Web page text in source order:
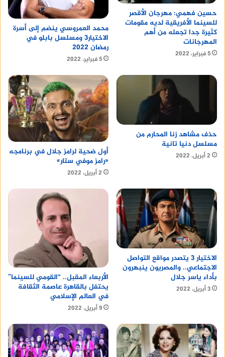
حسين فهمي: مهرجان الأقصر
للسينما الأفريقية لديه مقومات
كثيرة جدا تجعله من أهم
المهرجانات
5 فبراير، 2022
محمد العمروسي ينضم إلى أسرة
الاختيار3 ومسلسل بابلو في
رمضان 2022
5 فبراير، 2022
حذف مشاهد زنا المحارم من
مسلسل دنيا تانية
2 أبريل، 2022
أول ضحية لرامز جلال في برنامجه
«رامز موفي ستار»
2 أبريل، 2022
الاختيار 3 يتصدر مواقع التواصل
الاجتماعي.. والمصريون ينبهرون
بأداء ياسر جلال
3 أبريل، 2022
الأربعاء المقبل.. “القومي للسينما”
يحتفل بالقاهرة عاصمة الثقافة
في العالم الإسلامي
9 أبريل، 2022